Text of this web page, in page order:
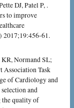
DJ, Patel P, .
to improve
2017;19:456-61.
Normand SL;
Task
of Cardiology and
and
the quality of